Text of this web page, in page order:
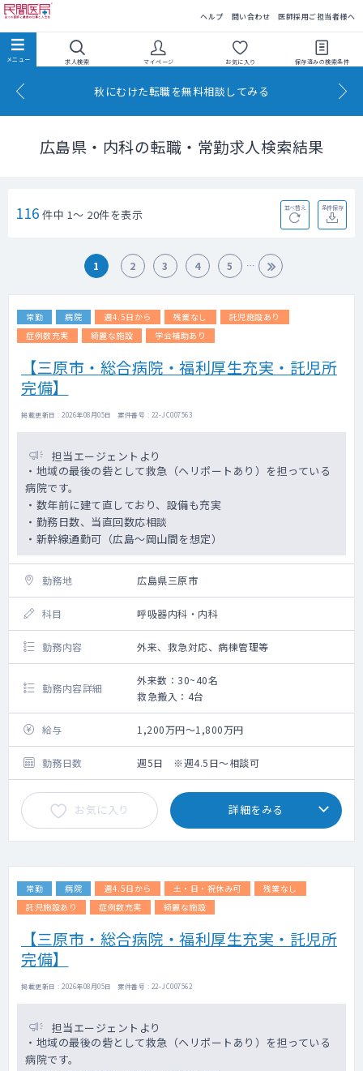
ヘルプ 問い合わせ 医師採用ご担当者様へ
求人検索 マイページ お気に入り 保存済みの検索条件
秋にむけた転職を無料相談してみる
広島県・内科の転職・常勤求人検索結果
116 件中 1～ 20件を表示 並べ替え 条件保存
1 2 3 4 5
常勤 病院 週4.5日から 残業なし
託児施設あり
症例数充実
綺麗な施設 学会補助あり
【三原市・総合病院・福利厚生充実・託児所
完備】
掲載更新日 : 2026年08月05日 案件番号 : 22-JC007563
担当エージェントより
・地域の最後の砦として救急（ヘリポートあり）を担っている
病院です。
・数年前に建て直しており、設備も充実
・勤務日数、当直回数応相談
・新幹線通勤可（広島～岡山間を想定）
勤務地 広島県三原市
科目 呼吸器内科・内科
勤務内容 外来、救急対応、病棟管理等
勤務内容詳細
外来数：30~40名
救急搬入：4台
給与 1,200万円～1,800万円
勤務日数 週5日 ※週4.5日～相談可
お気に入り 詳細をみる
常勤 病院 週4.5日から 土・日・祝休み可
残業なし
託児施設あり
症例数充実 綺麗な施設
【三原市・総合病院・福利厚生充実・託児所
完備】
掲載更新日 : 2026年08月05日 案件番号 : 22-JC007562
担当エージェントより
・地域の最後の砦として救急（ヘリポートあり）を担っている
病院です。